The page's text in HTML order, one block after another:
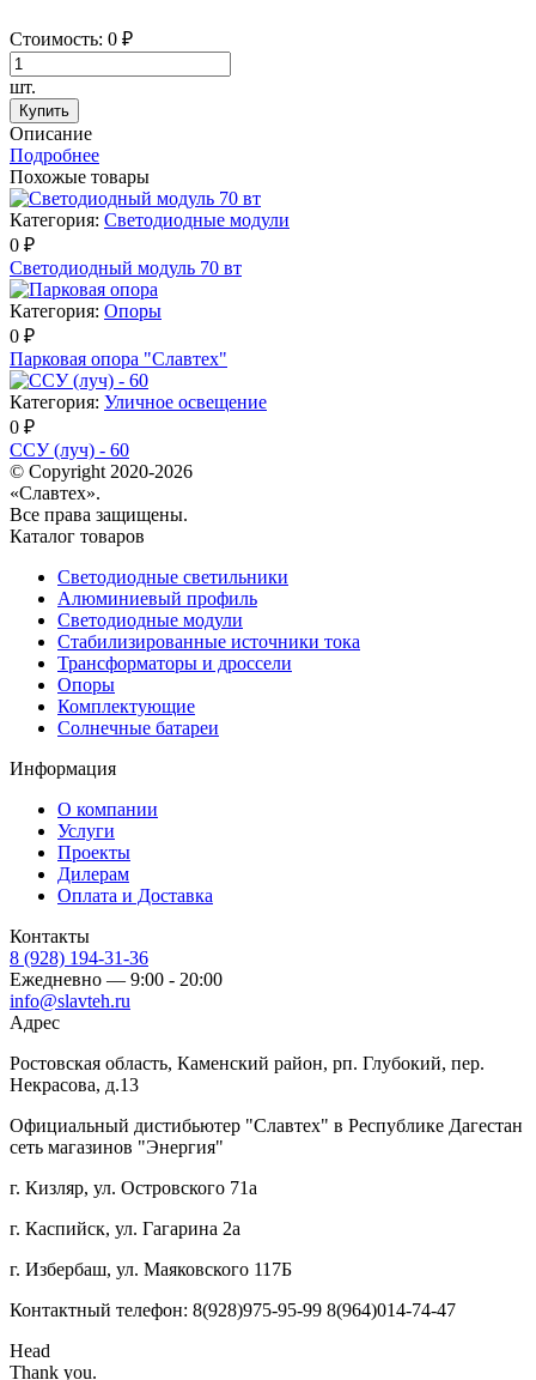
Стоимость: 0 ₽
шт.
Купить
Описание
Подробнее
Похожые товары
Категория: Светодиодные модули
0 ₽
Светодиодный модуль 70 вт
Категория: Опоры
0 ₽
Парковая опора "Славтех"
Категория: Уличное освещение
0 ₽
ССУ (луч) - 60
© Copyright 2020-2026
«Славтех».
Все права защищены.
Каталог товаров
Светодиодные светильники
Алюминиевый профиль
Светодиодные модули
Стабилизированные источники тока
Трансформаторы и дроссели
Опоры
Комплектующие
Солнечные батареи
Информация
О компании
Услуги
Проекты
Дилерам
Оплата и Доставка
Контакты
8 (928) 194-31-36
Ежедневно — 9:00 - 20:00
info@slavteh.ru
Адрес
Ростовская область, Каменский район, рп. Глубокий, пер.
Некрасова, д.13
Официальный дистибьютер "Славтех" в Республике Дагестан
сеть магазинов "Энергия"
г. Кизляр, ул. Островского 71а
г. Каспийск, ул. Гагарина 2а
г. Избербаш, ул. Маяковского 117Б
Контактный телефон: 8(928)975-95-99 8(964)014-74-47
Head
Thank you.